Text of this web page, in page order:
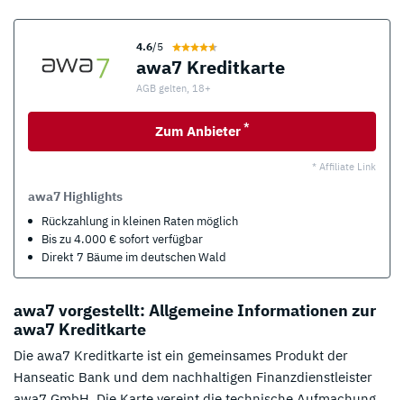
4.6/5
awa7 Kreditkarte
AGB gelten, 18+
Zum Anbieter *
* Affiliate Link
awa7 Highlights
Rückzahlung in kleinen Raten möglich
Bis zu 4.000 € sofort verfügbar
Direkt 7 Bäume im deutschen Wald
awa7 vorgestellt: Allgemeine Informationen zur
awa7 Kreditkarte
Die awa7 Kreditkarte ist ein gemeinsames Produkt der
Hanseatic Bank und dem nachhaltigen Finanzdienstleister